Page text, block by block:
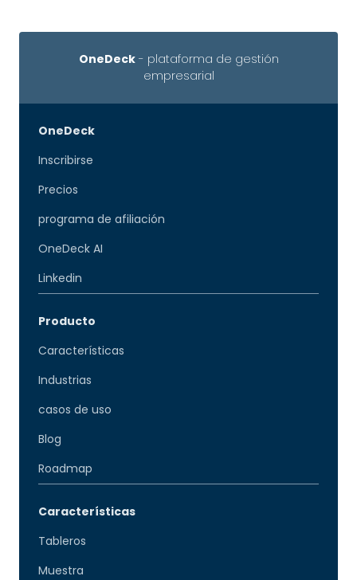
OneDeck- plataforma de gestión
empresarial
OneDeck
Inscribirse
Precios
programa de afiliación
OneDeck AI
Linkedin
Producto
Características
Industrias
casos de uso
Blog
Roadmap
Características
Tableros
Muestra